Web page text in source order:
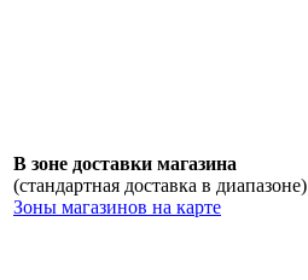
В зоне доставки магазина
(стандартная доставка в диапазоне)
Зоны магазинов на карте